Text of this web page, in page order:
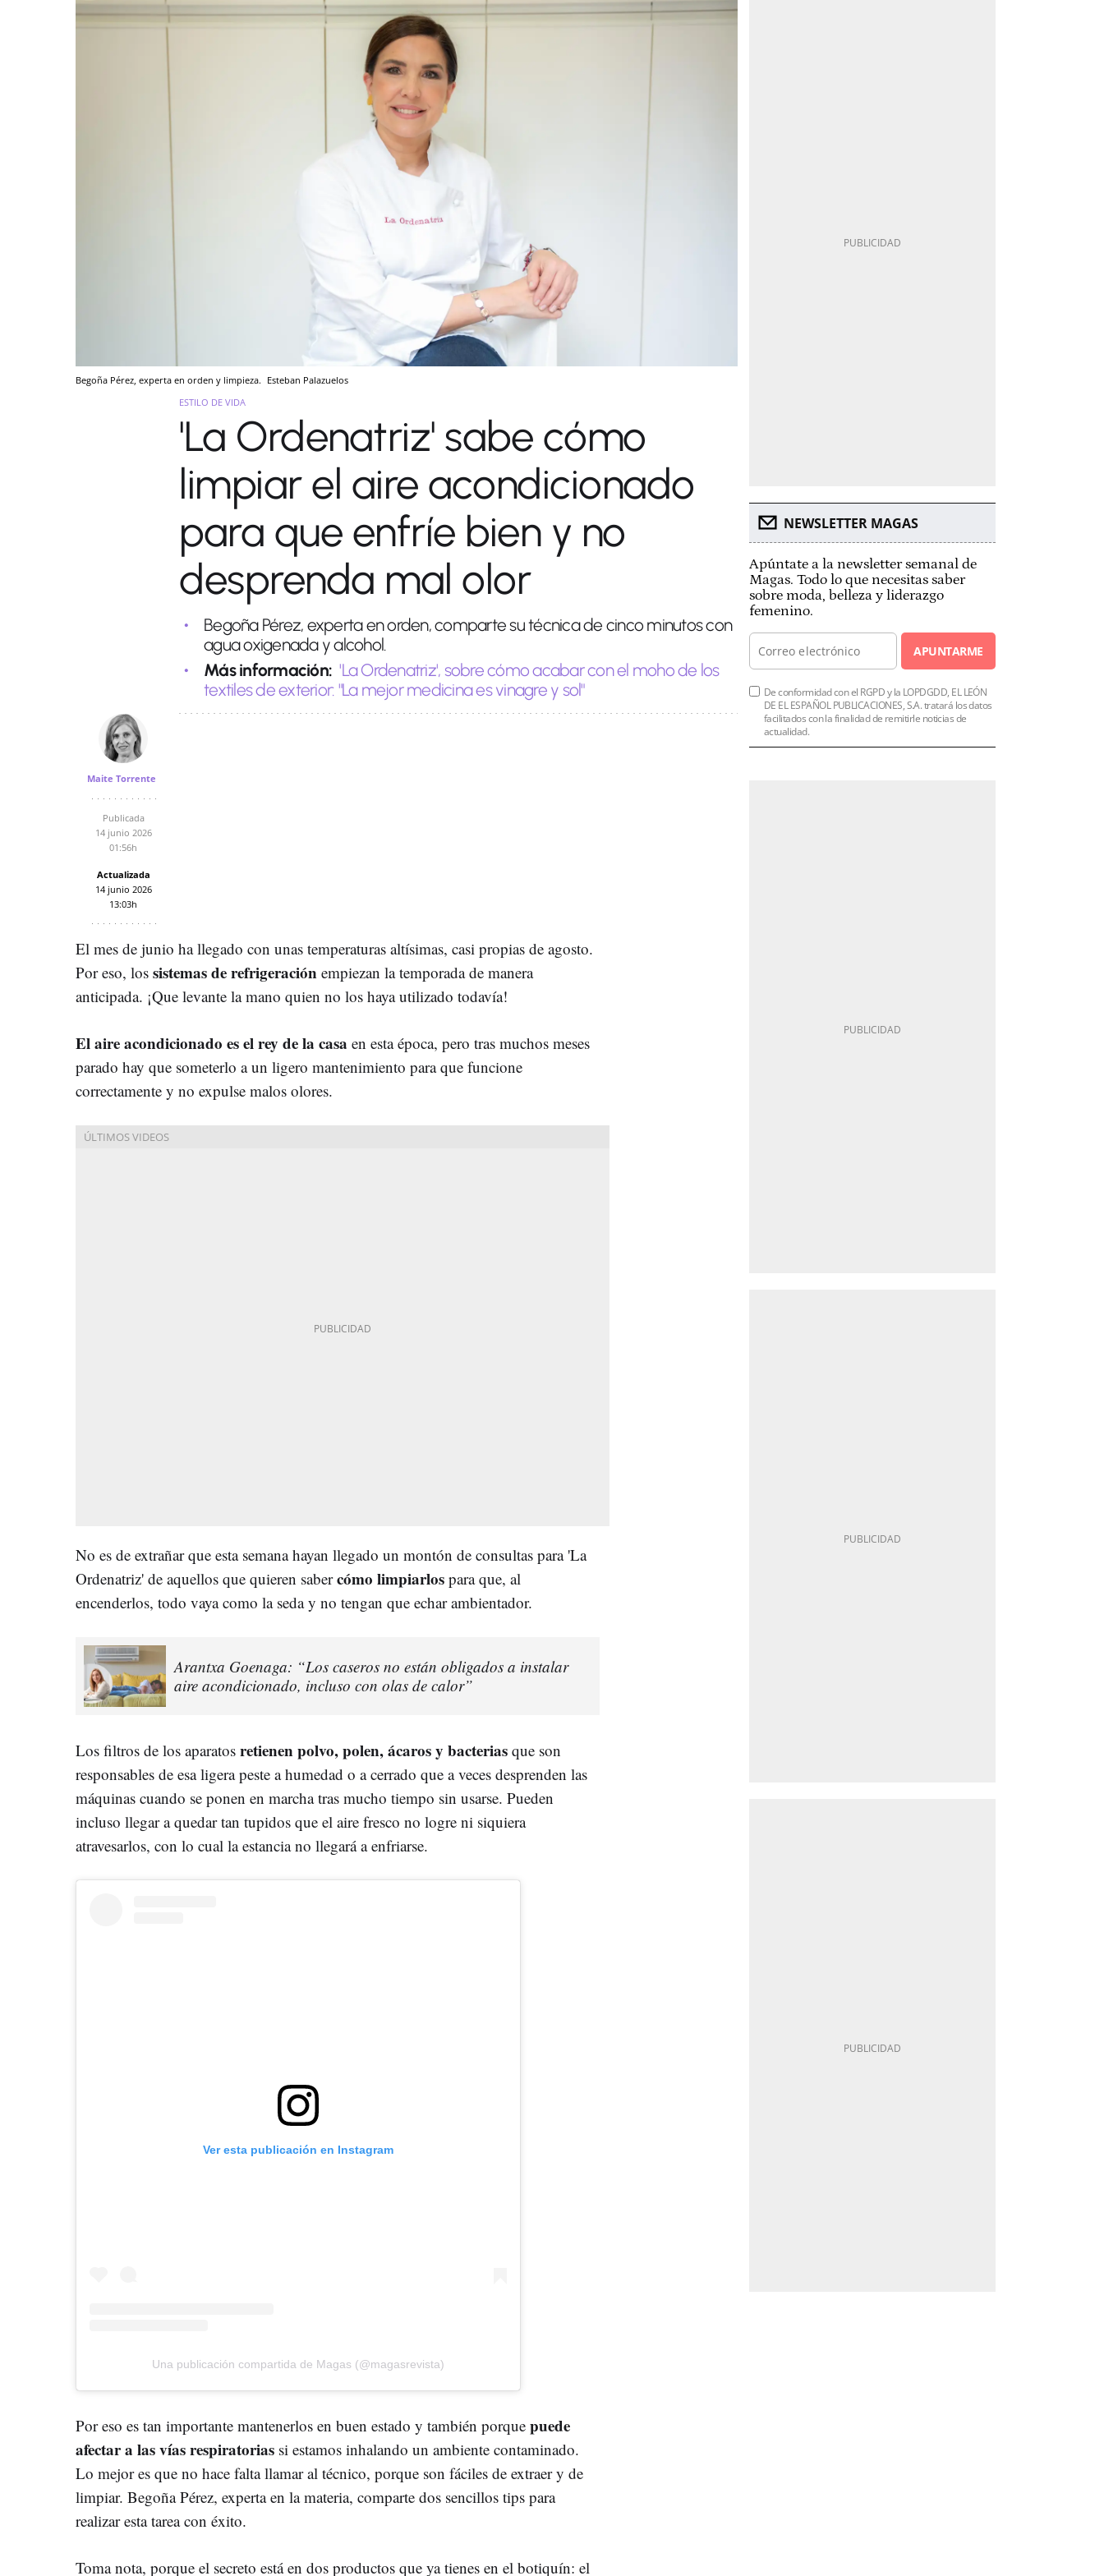
Begoña Pérez, experta en orden y limpieza. Esteban Palazuelos
ESTILO DE VIDA
'La Ordenatriz' sabe cómo
limpiar el aire acondicionado
para que enfríe bien y no
desprenda mal olor
Begoña Pérez, experta en orden, comparte su técnica de cinco minutos con
agua oxigenada y alcohol.
Más información: 'La Ordenatriz', sobre cómo acabar con el moho de los
textiles de exterior: "La mejor medicina es vinagre y sol"
Maite Torrente
Publicada
14 junio 2026
01:56h
Actualizada
14 junio 2026
13:03h
El mes de junio ha llegado con unas temperaturas altísimas, casi propias de agosto.
Por eso, los sistemas de refrigeración empiezan la temporada de manera
anticipada. ¡Que levante la mano quien no los haya utilizado todavía!
El aire acondicionado es el rey de la casa en esta época, pero tras muchos meses
parado hay que someterlo a un ligero mantenimiento para que funcione
correctamente y no expulse malos olores.
No es de extrañar que esta semana hayan llegado un montón de consultas para 'La
Ordenatriz' de aquellos que quieren sabercómo limpiarlos para que, al
encenderlos, todo vaya como la seda y no tengan que echar ambientador.
Arantxa Goenaga: “Los caseros no están obligados a instalar
aire acondicionado, incluso con olas de calor”
Los filtros de los aparatos retienen polvo, polen, ácaros y bacterias que son
responsables de esa ligera peste a humedad o a cerrado que a veces desprenden las
máquinas cuando se ponen en marcha tras mucho tiempo sin usarse. Pueden
incluso llegar a quedar tan tupidos que el aire fresco no logre ni siquiera
atravesarlos, con lo cual la estancia no llegará a enfriarse.
Ver esta publicación en Instagram
Una publicación compartida de Magas (@magasrevista)
Por eso es tan importante mantenerlos en buen estado y también porque puede
afectar a las vías respiratorias si estamos inhalando un ambiente contaminado.
Lo mejor es que no hace falta llamar al técnico, porque son fáciles de extraer y de
limpiar. Begoña Pérez, experta en la materia, comparte dos sencillos tips para
realizar esta tarea con éxito.
Toma nota, porque el secreto está en dos productos que ya tienes en el botiquín: el
NEWSLETTER MAGAS
Apúntate a la newsletter semanal de
Magas. Todo lo que necesitas saber
sobre moda, belleza y liderazgo
femenino.
APUNTARME
De conformidad con el RGPD y la LOPDGDD, EL LEÓN
DE EL ESPAÑOL PUBLICACIONES, S.A. tratará los datos
facilitados con la finalidad de remitirle noticias de
actualidad.